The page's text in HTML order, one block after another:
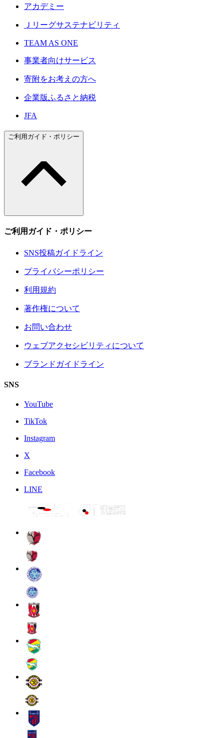
アカデミー
Ｊリーグサステナビリティ
TEAM AS ONE
事業者向けサービス
寄附をお考えの方へ
企業版ふるさと納税
JFA
ご利用ガイド・ポリシー
ご利用ガイド・ポリシー
SNS投稿ガイドライン
プライバシーポリシー
利用規約
著作権について
お問い合わせ
ウェブアクセシビリティについて
ブランドガイドライン
SNS
YouTube
TikTok
Instagram
X
Facebook
LINE